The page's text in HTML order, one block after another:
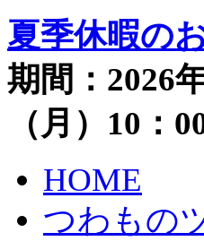
夏季休暇の
期間：2026
（月）10：
HOME
つわもの